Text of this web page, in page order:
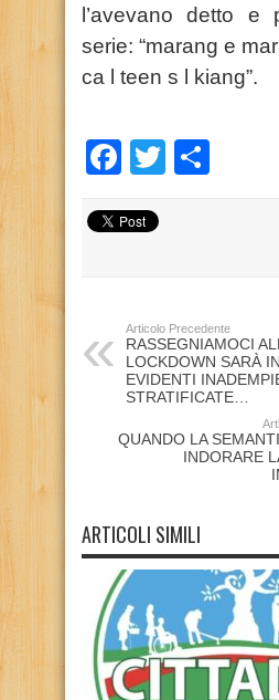
l’avevano detto e
serie: “marang e
ca l teen s l kiang”.
Facebook
Twitter
Articolo Precedente
RASSEGNIAMOCI
LOCKDOWN SARÀ
EVIDENTI
STRATIFICATE…
QUANDO LA
INDORARE
ARTICOLI SIMILI